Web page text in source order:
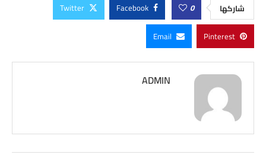
شاركها 0
Facebook
Twitter
Pinterest
Email
ADMIN